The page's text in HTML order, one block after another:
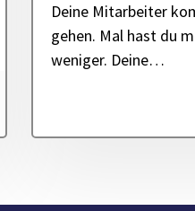
Deine Mitarbeiter
gehen. Mal hast du
weniger. Deine…